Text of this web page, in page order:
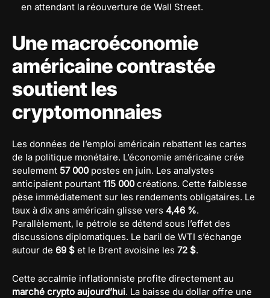
en attendant la réouverture de Wall Street.
Une macroéconomie
américaine contrastée
soutient les
cryptomonnaies
Les données de l’emploi américain rebattent les cartes
de la politique monétaire. L’économie américaine crée
seulement 57 000postes en juin. Les analystes
anticipaient pourtant 115 000créations. Cette faiblesse
pèse immédiatement sur les rendements obligataires. Le
taux à dix ans américain glisse vers 4,46 %.
Parallèlement, le pétrole se détend sous l’effet des
discussions diplomatiques. Le baril de WTI s’échange
autour de 69 $ et le Brent avoisine les 72 $.
Cette accalmie inflationniste profite directement au
marché crypto aujourd’hui. La baisse du dollar offre une